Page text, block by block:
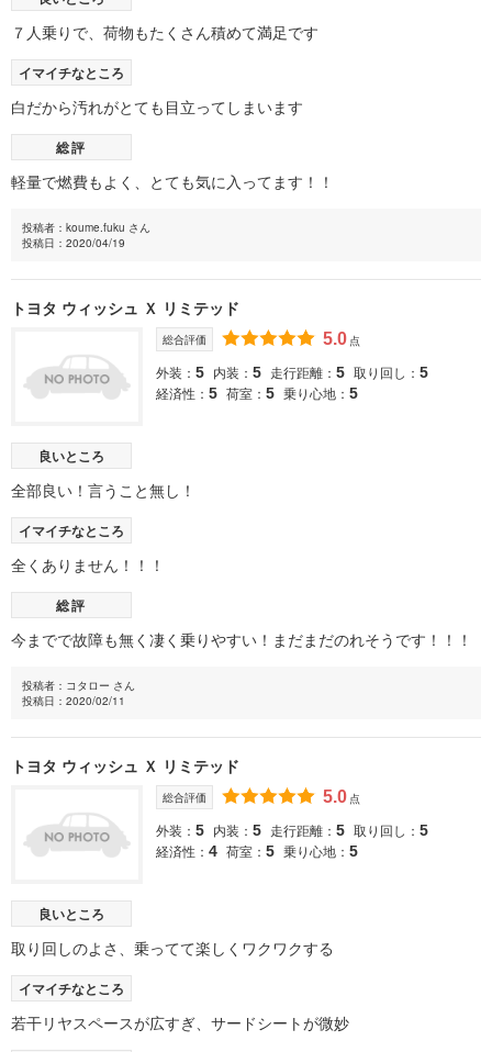
７人乗りで、荷物もたくさん積めて満足です
イマイチなところ
白だから汚れがとても目立ってしまいます
総評
軽量で燃費もよく、とても気に入ってます！！
投稿者：koume.fuku さん
投稿日：2020/04/19
トヨタ ウィッシュ Ｘ リミテッド
総合評価 5.0 点
外装： 5 内装： 5 走行距離： 5 取り回し： 5
経済性： 5 荷室： 5 乗り心地： 5
良いところ
全部良い！言うこと無し！
イマイチなところ
全くありません！！！
総評
今までで故障も無く凄く乗りやすい！まだまだのれそうです！！！
投稿者：コタロー さん
投稿日：2020/02/11
トヨタ ウィッシュ Ｘ リミテッド
総合評価 5.0 点
外装： 5 内装： 5 走行距離： 5 取り回し： 5
経済性： 4 荷室： 5 乗り心地： 5
良いところ
取り回しのよさ、乗ってて楽しくワクワクする
イマイチなところ
若干リヤスペースが広すぎ、サードシートが微妙